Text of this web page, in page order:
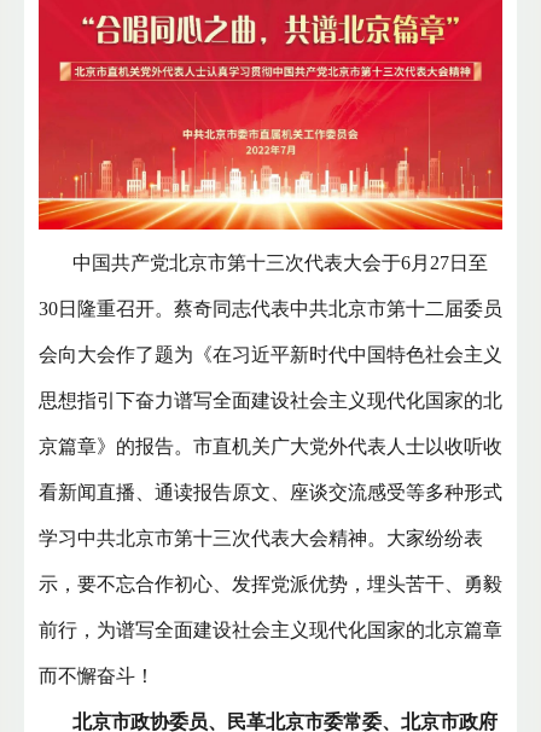
中国共产党北京市第十三次代表大会于6月27日至
30日隆重召开。蔡奇同志代表中共北京市第十二届委员
会向大会作了题为《在习近平新时代中国特色社会主义
思想指引下奋力谱写全面建设社会主义现代化国家的北
京篇章》的报告。市直机关广大党外代表人士以收听收
看新闻直播、通读报告原文、座谈交流感受等多种形式
学习中共北京市第十三次代表大会精神。大家纷纷表
示，要不忘合作初心、发挥党派优势，埋头苦干、勇毅
前行，为谱写全面建设社会主义现代化国家的北京篇章
而不懈奋斗！
北京市政协委员、民革北京市委常委、北京市政府